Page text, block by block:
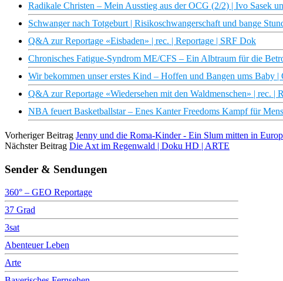
Radikale Christen – Mein Ausstieg aus der OCG (2/2) | Ivo Sasek
Schwanger nach Totgeburt | Risikoschwangerschaft und bange
Q&A zur Reportage «Eisbaden» | rec. | Reportage | SRF Dok
Chronisches Fatigue-Syndrom ME/CFS – Ein Albtraum für die
Wir bekommen unser erstes Kind – Hoffen und Bangen ums Baby
Q&A zur Reportage «Wiedersehen mit den Waldmenschen» | rec. |
NBA feuert Basketballstar – Enes Kanter Freedoms Kampf für
Vorheriger Beitrag Jenny und die Roma-Kinder - Ein Slum mitten in
Nächster Beitrag Die Axt im Regenwald | Doku HD | ARTE
Sender & Sendungen
360° – GEO Reportage
37 Grad
3sat
Abenteuer Leben
Arte